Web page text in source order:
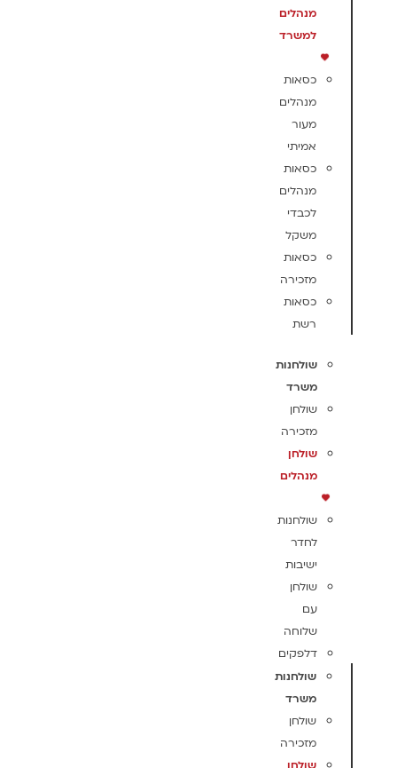
מנהלים
למשרד
כסאות
מנהלים
מעור
אמיתי
כסאות
מנהלים
לכבדי
משקל
כסאות
מזכירה
כסאות
רשת
שולחנות
משרד
שולחן
מזכירה
שולחן
מנהלים
שולחנות
לחדר
ישיבות
שולחן
עם
שלוחה
דלפקים
שולחנות
משרד
שולחן
מזכירה